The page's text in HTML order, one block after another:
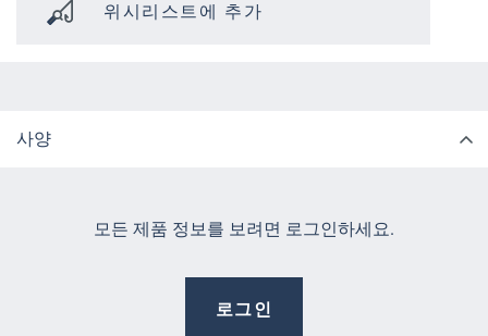
위시리스트에 추가
사양
모든 제품 정보를 보려면 로그인하세요.
로그인